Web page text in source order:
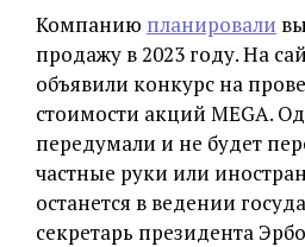
Компанию планировали
продажу в 2023 году. На
объявили конкурс на
стоимости акций MEGA.
передумали и не будет
частные руки или
останется в ведении
секретарь президента